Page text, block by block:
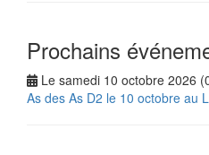
Prochains
Le samedi 10 octobre 2026
As des As D2 le 10 octobre au